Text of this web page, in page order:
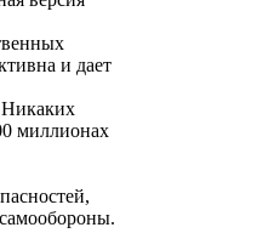
и дает
миллионах